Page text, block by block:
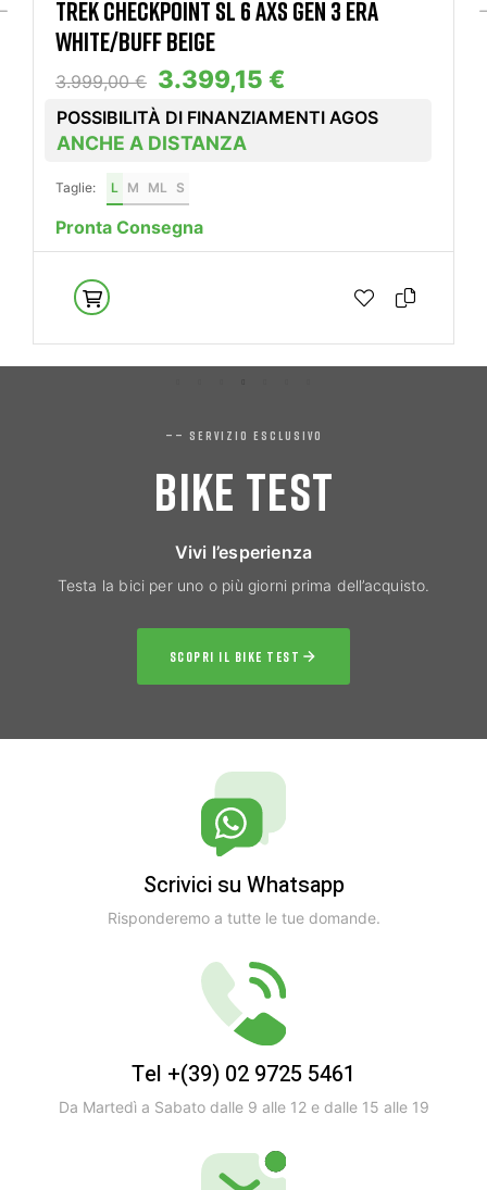
TREK CHECKPOINT SL 6 AXS GEN 3 ERA
WHITE/BUFF BEIGE
3.999,00 € 3.399,15 €
POSSIBILITÀ DI FINANZIAMENTI AGOS
ANCHE A DISTANZA
Taglie: L M ML S
Pronta Consegna
—— SERVIZIO ESCLUSIVO
BIKE TEST
Vivi l’esperienza
Testa la bici per uno o più giorni prima dell’acquisto.
SCOPRI IL BIKE TEST
Scrivici su Whatsapp
Risponderemo a tutte le tue domande.
Tel +(39) 02 9725 5461
Da Martedì a Sabato dalle 9 alle 12 e dalle 15 alle 19